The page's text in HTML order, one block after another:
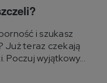
i szukasz
Już teraz czekają
Poczuj wyjątkowy...